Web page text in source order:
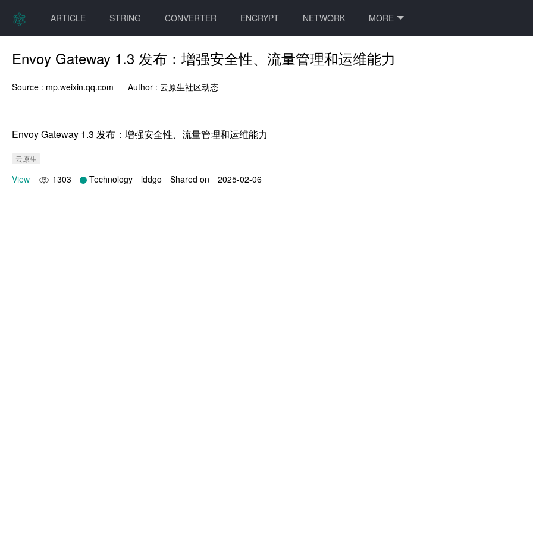
ARTICLE STRING CONVERTER ENCRYPT NETWORK MORE
Envoy Gateway 1.3 发布：增强安全性、流量管理和运维能力
Source : mp.weixin.qq.com Author : 云原生社区动态
Envoy Gateway 1.3 发布：增强安全性、流量管理和运维能力
云原生
View 1303 Technology lddgo Shared on 2025-02-06